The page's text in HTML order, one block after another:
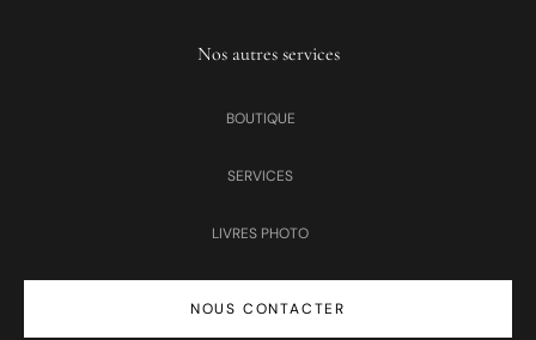
Nos autres services
BOUTIQUE
SERVICES
LIVRES PHOTO
NOUS CONTACTER